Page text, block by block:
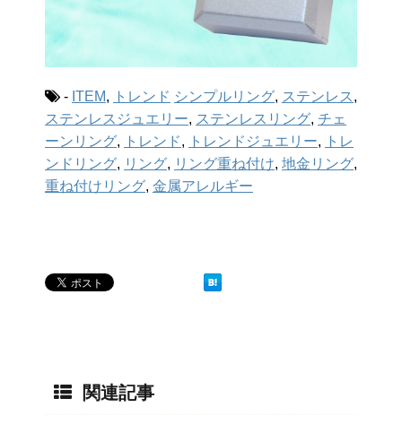
- ITEM, トレンド シンプルリング, ステンレス ,
ステンレスジュエリー, ステンレスリング, チェ
ーンリング, トレンド, トレンドジュエリー,
トレ
ンドリング, リング, リング重ね付け, 地金リング,
重ね付けリング, 金属アレルギー
関連記事